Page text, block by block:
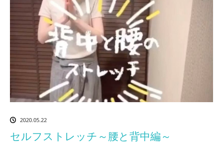
2020.05.22
セルフストレッチ～腰と背中編～